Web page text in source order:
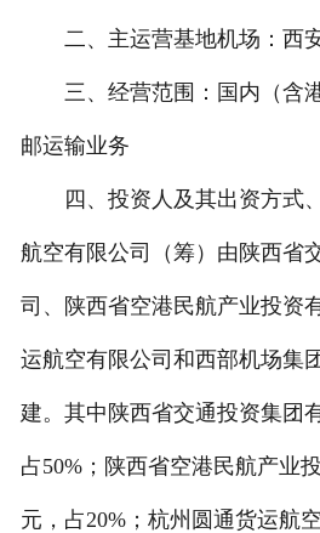
二、主运营基地机场：西
三、经营范围：国内（含
邮运输业务
四、投资人及其出资方式
航空有限公司（筹）由陕西省
司、陕西省空港民航产业投资
运航空有限公司和西部机场集
建。其中陕西省交通投资集团
占50%；陕西省空港民航产业
元，占20%；杭州圆通货运航